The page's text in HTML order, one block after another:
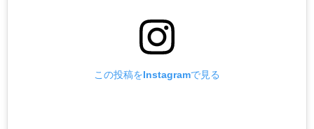
この投稿をInstagramで見る